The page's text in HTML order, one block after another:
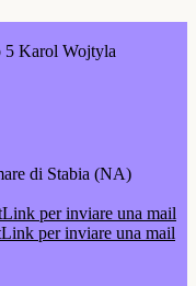
5 Karol Wojtyla
di Stabia (NA)
Link per inviare una mail
Link per inviare una mail